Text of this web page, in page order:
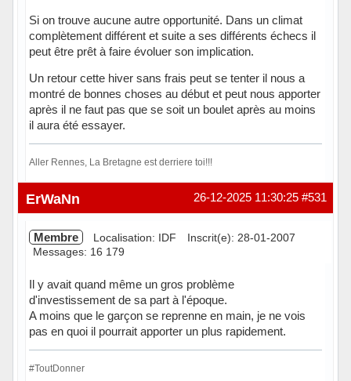
Si on trouve aucune autre opportunité. Dans un climat
complètement différent et suite a ses différents échecs il
peut être prêt à faire évoluer son implication.
Un retour cette hiver sans frais peut se tenter il nous a
montré de bonnes choses au début et peut nous apporter
après il ne faut pas que se soit un boulet après au moins
il aura été essayer.
Aller Rennes, La Bretagne est derriere toi!!!
Hors ligne #531
26-12-2025 11:30:25
ErWaNn
Membre Localisation: IDF
Inscrit(e): 28-01-2007
Messages: 16 179
Il y avait quand même un gros problème
d'investissement de sa part à l'époque.
A moins que le garçon se reprenne en main, je ne vois
pas en quoi il pourrait apporter un plus rapidement.
#ToutDonner